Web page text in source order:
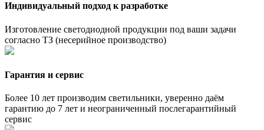
Индивидуальный подход к разработке
Изготовление светодиодной продукции под ваши задачи
согласно ТЗ (несерийное производство)
Гарантия и сервис
Более 10 лет производим светильники, уверенно даём
гарантию до 7 лет и неограниченный послегарантийный
сервис